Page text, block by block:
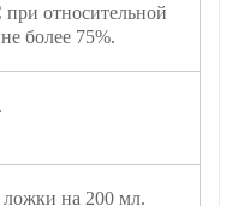
относительной
более 75%.
на 200 мл.